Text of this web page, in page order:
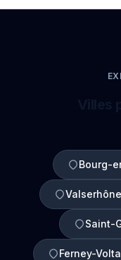
Bourg-
Valserhône
Saint-
Ferney-